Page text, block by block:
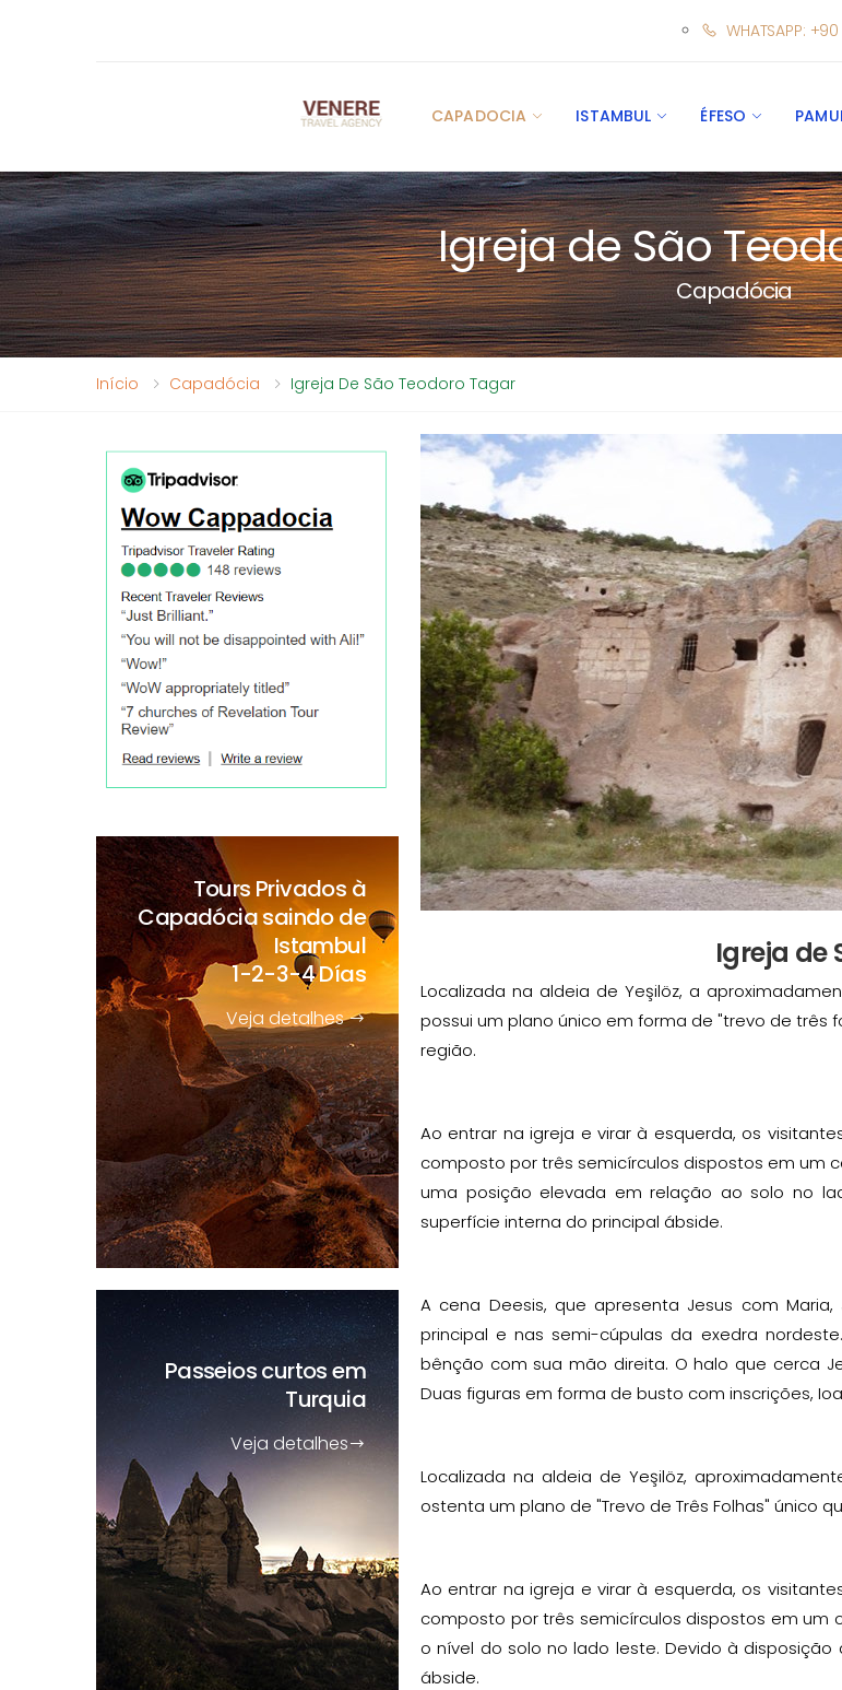
WHATSAPP:
CAPADOCIA ISTAMBUL ÉFESO
Igreja de São
Capadócia
Início Capadócia Igreja De São Teodoro Tagar
Igreja de
Localizada na aldeia de Yeşilöz, a
possui um plano único em forma de "trevo de três
região.
Ao entrar na igreja e virar à esquerda, os
composto por três semicírculos dispostos em um
uma posição elevada em relação ao solo no
superfície interna do principal ábside.
A cena Deesis, que apresenta Jesus com
principal e nas semi-cúpulas da exedra
bênção com sua mão direita. O halo que cerca
Duas figuras em forma de busto com inscrições,
Localizada na aldeia de Yeşilöz,
ostenta um plano de "Trevo de Três Folhas" único
Ao entrar na igreja e virar à esquerda, os
composto por três semicírculos dispostos em um
o nível do solo no lado leste. Devido à
ábside.
Tours Privados à
Capadócia saindo de
Istambul
1-2-3-4 Días
Veja detalhes
Passeios curtosem
Turquia
Veja detalhes